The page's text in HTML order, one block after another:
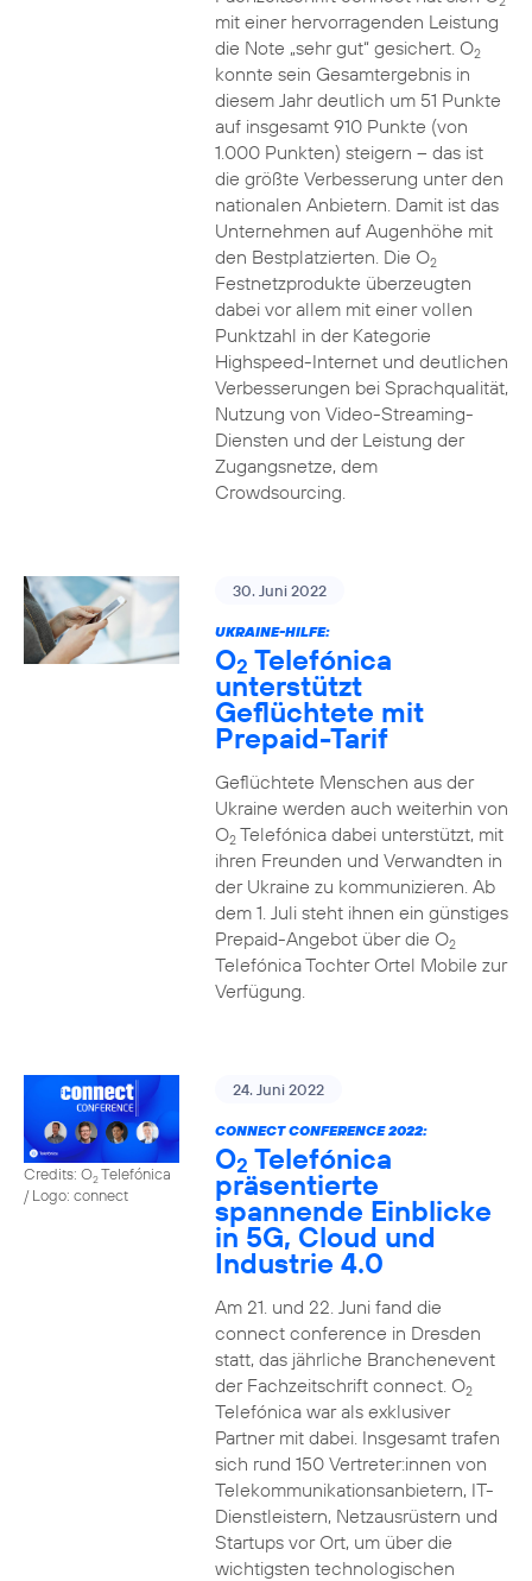
mit einer hervorragenden Leistung
die Note „sehr gut“ gesichert. O2
konnte sein Gesamtergebnis in
diesem Jahr deutlich um 51 Punkte
auf insgesamt 910 Punkte (von
1.000 Punkten) steigern – das ist
die größte Verbesserung unter den
nationalen Anbietern. Damit ist das
Unternehmen auf Augenhöhe mit
den Bestplatzierten. Die O2
Festnetzprodukte überzeugten
dabei vor allem mit einer vollen
Punktzahl in der Kategorie
Highspeed-Internet und deutlichen
Verbesserungen bei Sprachqualität,
Nutzung von Video-Streaming-
Diensten und der Leistung der
Zugangsnetze, dem
Crowdsourcing.
30. Juni 2022
UKRAINE-HILFE:
O2 Telefónica
unterstützt
Geflüchtete mit
Prepaid-Tarif
Geflüchtete Menschen aus der
Ukraine werden auch weiterhin von
O2Telefónica dabei unterstützt, mit
ihren Freunden und Verwandten in
der Ukraine zu kommunizieren. Ab
dem 1. Juli steht ihnen ein günstiges
Prepaid-Angebot über die O2
Telefónica Tochter Ortel Mobile zur
Verfügung.
Credits: O2Telefónica
/ Logo: connect
24. Juni 2022
CONNECT CONFERENCE 2022:
O2 Telefónica
präsentierte
spannende Einblicke
in 5G, Cloud und
Industrie 4.0
Am 21. und 22. Juni fand die
connect conference in Dresden
statt, das jährliche Branchenevent
der Fachzeitschrift connect. O2
Telefónica war als exklusiver
Partner mit dabei. Insgesamt trafen
sich rund 150 Vertreter:innen von
Telekommunikationsanbietern, IT-
Dienstleistern, Netzausrüstern und
Startups vor Ort, um über die
wichtigsten technologischen